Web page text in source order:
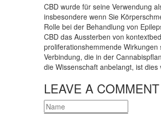
CBD wurde für seine Verwendung
insbesondere wenn Sie
Rolle bei der Behandlung von
CBD das Aussterben von
proliferationshemmende
Verbindung, die in der
die Wissenschaft anbelangt, ist
LEAVE A COMMENT